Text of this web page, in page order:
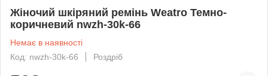
Жіночий шкіряний ремінь Weatro Темно-
коричневий nwzh-30k-66
Немає в наявності
Код: nwzh-30k-66
Роздріб